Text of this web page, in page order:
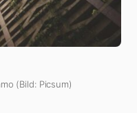
(Bild: Picsum)